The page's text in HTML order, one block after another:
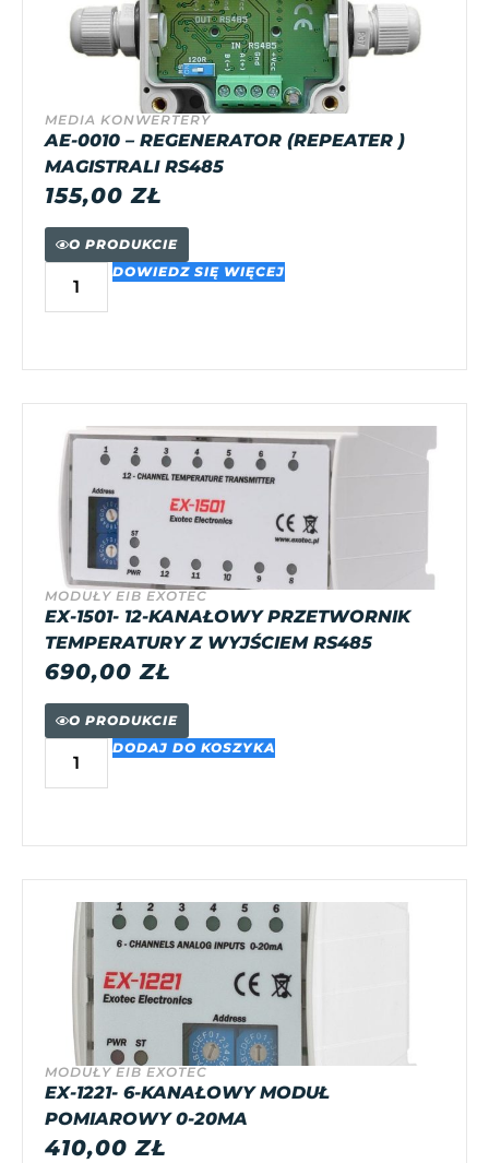
MEDIA KONWERTERY
AE-0010 – REGENERATOR (REPEATER )
MAGISTRALI RS485
155,00ZŁ
O PRODUKCIE
DOWIEDZ SIĘ WIĘCEJ
MODUŁY EIB EXOTEC
EX-1501- 12-KANAŁOWY PRZETWORNIK
TEMPERATURY Z WYJŚCIEM RS485
690,00ZŁ
O PRODUKCIE
DODAJ DO KOSZYKA
MODUŁY EIB EXOTEC
EX-1221- 6-KANAŁOWY MODUŁ
POMIAROWY 0-20MA
410,00ZŁ